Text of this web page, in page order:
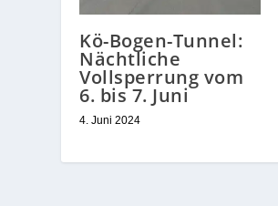
Kö-Bogen-Tunnel:
Nächtliche
Vollsperrung vom
6. bis 7. Juni
4. Juni 2024